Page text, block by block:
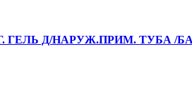
ГЕЛЬ Д/НАРУЖ.ПРИМ. ТУБА /